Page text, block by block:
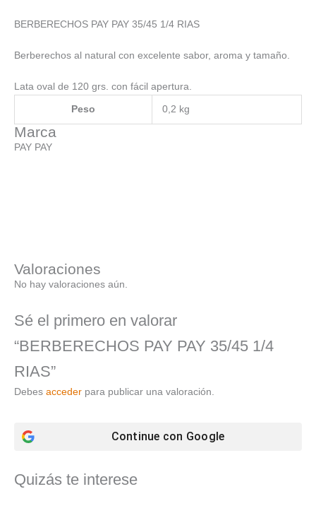
BERBERECHOS PAY PAY 35/45 1/4 RIAS
Berberechos al natural con excelente sabor, aroma y tamaño.
Lata oval de 120 grs. con fácil apertura.
Peso 0,2 kg
Marca
PAY PAY
Valoraciones
No hay valoraciones aún.
Sé el primero en valorar
“BERBERECHOS PAY PAY 35/45 1/4
RIAS”
Debes acceder para publicar una valoración.
Continue con Google
Quizás te interese